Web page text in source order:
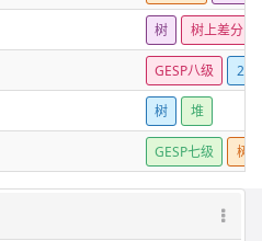
树 树上差分
GESP八级 25
树 堆
GESP七级 树